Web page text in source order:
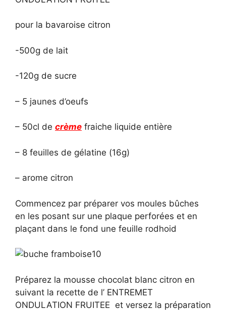
pour la bavaroise citron
-500g de lait
-120g de sucre
– 5 jaunes d’oeufs
– 50cl de crème fraiche liquide entière
– 8 feuilles de gélatine (16g)
– arome citron
Commencez par préparer vos moules bûches
en les posant sur une plaque perforées et en
plaçant dans le fond une feuille rodhoid
Préparez la mousse chocolat blanc citron en
suivant la recette de l’ ENTREMET
ONDULATION FRUITEE et versez la préparation